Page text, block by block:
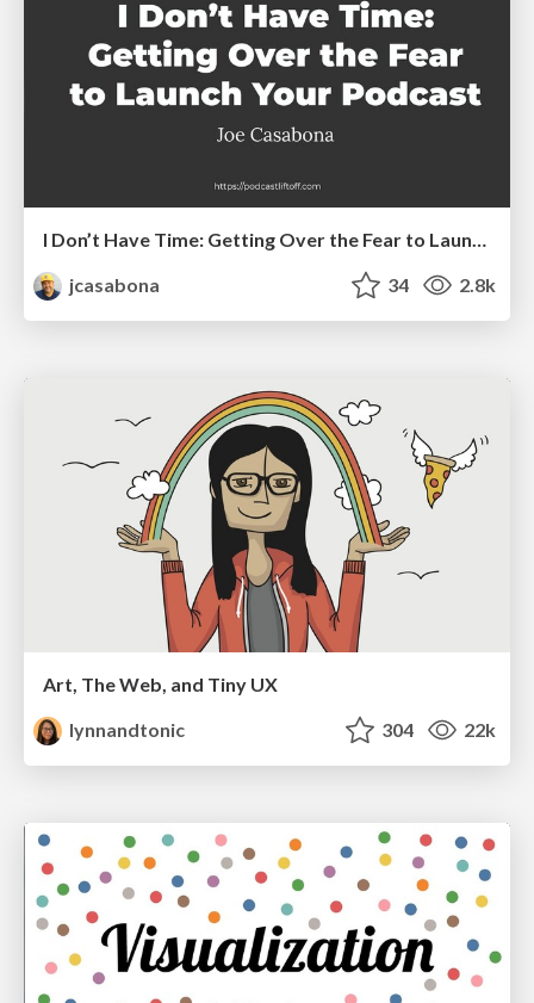
I Don’t Have Time: Getting Over the Fear to Launch Your Podcast
jcasabona
34 2.8k
Art, The Web, and Tiny UX
lynnandtonic
304 22k